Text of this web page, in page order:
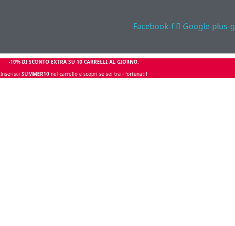
Facebook-f Google-plus-g
-10% DI SCONTO EXTRA SU 10 CARRELLI AL GIORNO.
Inserisci SUMMER10 nel carrello e scopri se sei tra i fortunati!